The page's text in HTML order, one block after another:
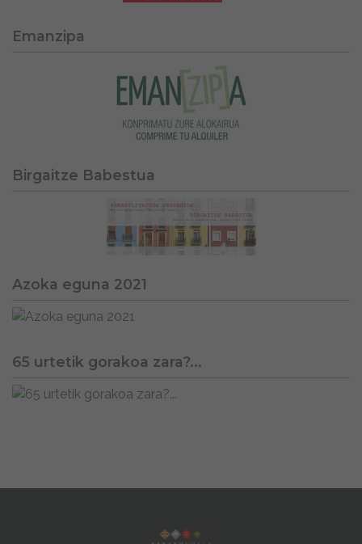
Emanzipa
Birgaitze Babestua
Azoka eguna 2021
65 urtetik gorakoa zara?...